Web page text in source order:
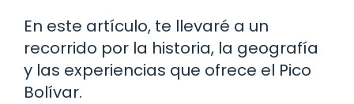
En este artículo, te llevaré a un
recorrido por la historia, la geografía
y las experiencias que ofrece el Pico
Bolívar.